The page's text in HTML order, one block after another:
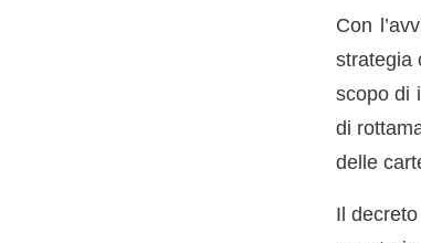
Con
strategia
scopo di
di
delle
Il